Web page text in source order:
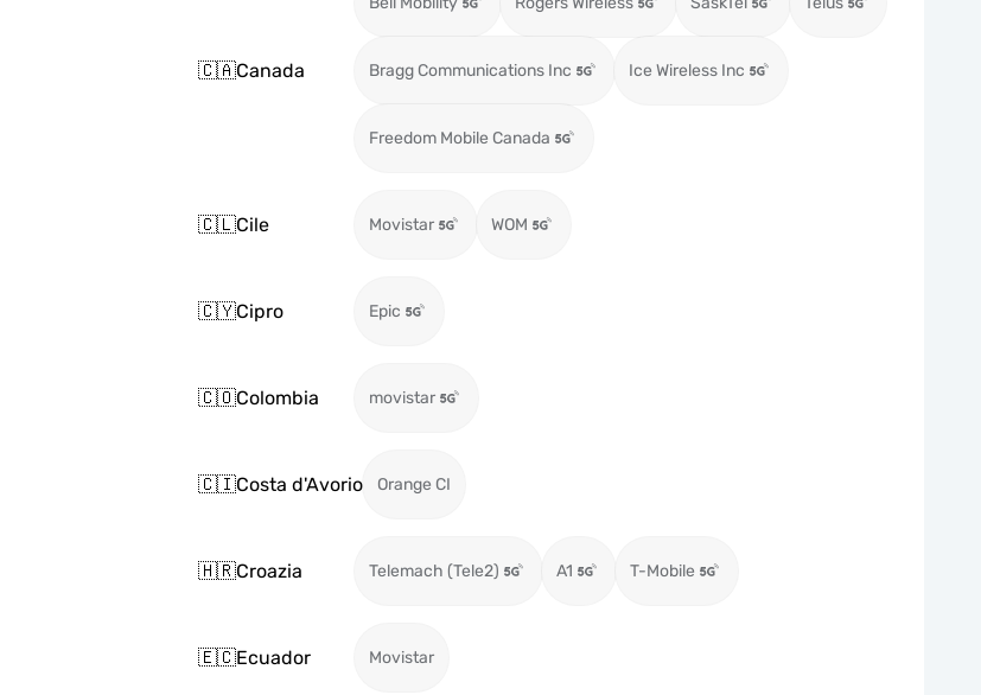
🇨🇦Canada Bragg Communications Inc Ice Wireless Inc
Freedom Mobile Canada
🇨🇱Cile Movistar WOM
🇨🇾Cipro Epic
🇨🇴Colombia movistar
🇨🇮Costa d'Avorio Orange CI
🇭🇷Croazia Telemach (Tele2) A1 T-Mobile
🇪🇨Ecuador Movistar